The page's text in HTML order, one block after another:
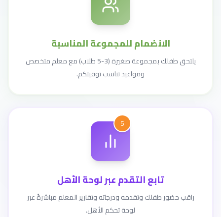
الانضمام للمجموعة المناسبة
يلتحق طفلك بمجموعة صغيرة (3-5 طلاب) مع معلم متخصص
ومواعيد تناسب توقيتكم.
5
تابع التقدم عبر لوحة الأهل
راقب حضور طفلك وتقدمه ودرجاته وتقارير المعلم مباشرةً عبر
لوحة تحكم الأهل.